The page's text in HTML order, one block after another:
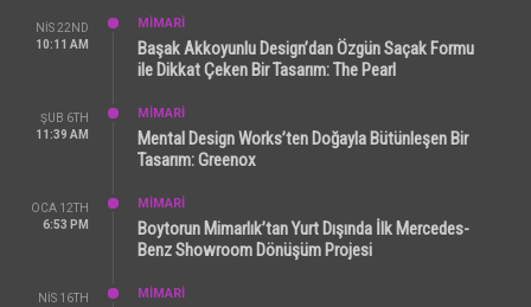
NIS 22ND
10:11 AM
MİMARİ
Başak Akkoyunlu Design’dan Özgün Saçak Formu
ile Dikkat Çeken Bir Tasarım: The Pearl
ŞUB 6TH
11:39 AM
MİMARİ
Mental Design Works’ten Doğayla Bütünleşen Bir
Tasarım: Greenox
OCA 12TH
6:53 PM
MİMARİ
Boytorun Mimarlık’tan Yurt Dışında İlk Mercedes-
Benz Showroom Dönüşüm Projesi
NIS 16TH
MİMARİ